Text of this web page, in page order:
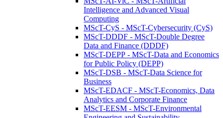
Intelligence and Advanced Visual
Computing
MScT-CyS - MScT-Cybersecurity (CyS)
MScT-DDDF - MScT-Double Degree
Data and Finance (DDDF)
MScT-DEPP - MScT-Data and Economics
for Public Policy (DEPP)
MScT-DSB - MScT-Data Science for
Business
MScT-EDACF - MScT-Economics, Data
Analytics and Corporate Finance
MScT-EESM - MScT-Environmental